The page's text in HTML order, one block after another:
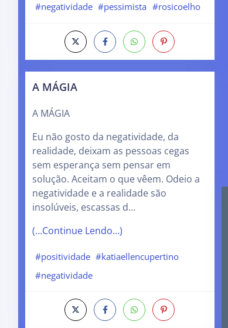
#negatividade #pessimista #rosicoelho
A MÁGIA
A MÁGIA
Eu não gosto da negatividade, da
realidade, deixam as pessoas cegas
sem esperança sem pensar em
solução. Aceitam o que vêem. Odeio a
negatividade e a realidade são
insolúveis, escassas d…
(…Continue Lendo…)
#positividade #katiaellencupertino
#negatividade